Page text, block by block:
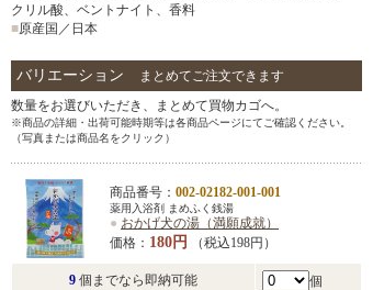
クリル酸、ベントナイト、香料
■原産国／日本
バリエーション
まとめてご注文できます
数量をお選びいただき、まとめて買物カゴへ。
※商品の詳細・出荷可能時期等は各商品ページにてご確認ください。
（写真または商品名をクリック）
商品番号： 002-02182-001-001
薬用入浴剤 まめふく銭湯
● おかげ犬の湯（満願成就）
価格： 180円 （税込198円）
9 個までなら即納可能 個